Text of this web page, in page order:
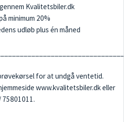
Kvalitetsbiler.dk
minimum 20%
udløb plus én måned
for at undgå ventetid.
www.kvalitetsbiler.dk eller